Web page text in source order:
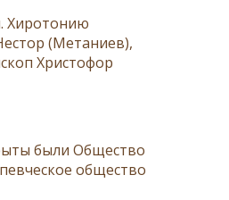
Хиротонию
(Метаниев),
Христофор
были Общество
общество